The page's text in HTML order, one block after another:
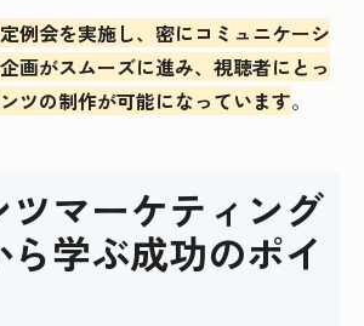
例会を実施し、密にコミュニケーシ
画がスムーズに進み、視聴者にとっ
ツの制作が可能になっています。
ツマーケティング
学ぶ成功のポイ